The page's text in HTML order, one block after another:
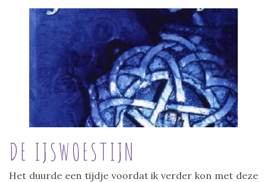
DE IJSWOESTIJN
Het duurde een tijdje voordat ik verder kon met deze